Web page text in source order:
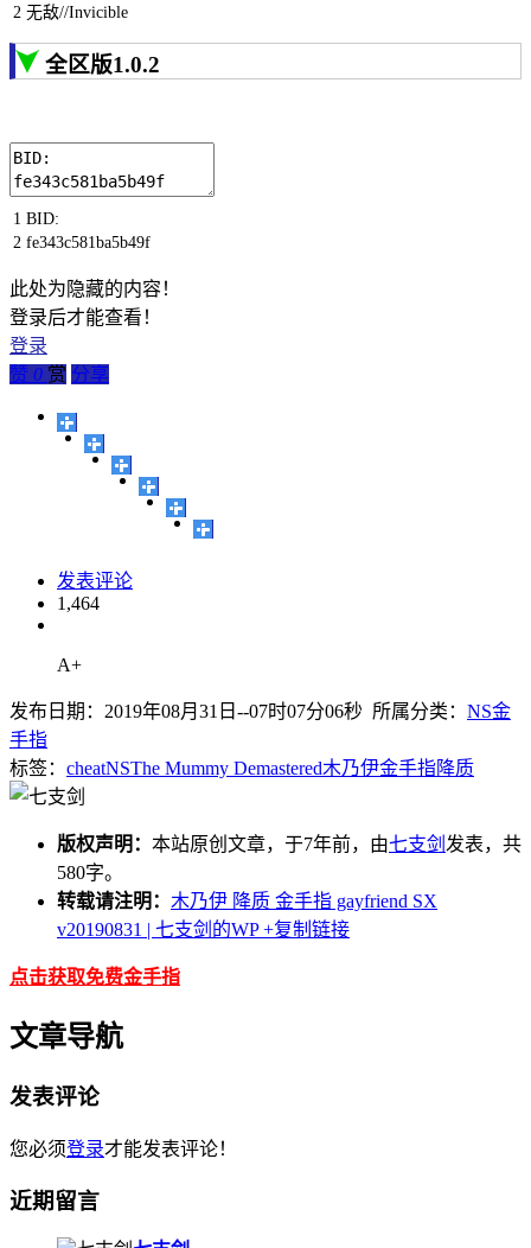
2 无敌//Invicible
全区版1.0.2
1
2
BID:
fe343c581ba5b49f
此处为隐藏的内容！
登录后才能查看！
登录
赞 0 赏 分享
发表评论
1,464
A+
发布日期：2019年08月31日--07时07分06秒 所属分类： NS金
手指
标签： cheatNSThe Mummy Demastered木乃伊金手指降质
版权声明： 本站原创文章，于7年前，由七支剑 发表，共
580字。
转载请注明： 木乃伊 降质 金手指 gayfriend SX
v20190831 | 七支剑的WP+复制链接
点击获取免费金手指
文章导航
发表评论
您必须登录才能发表评论！
近期留言